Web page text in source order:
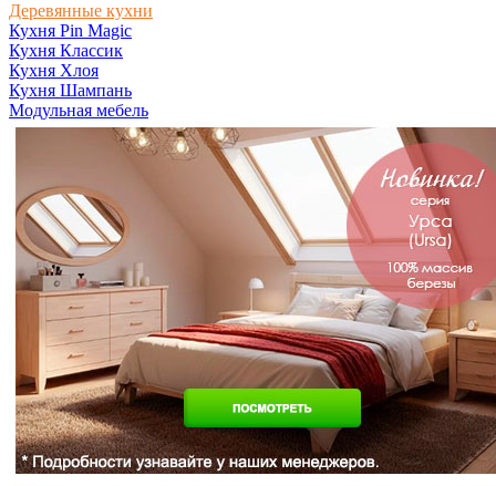
Деревянные кухни
Кухня Pin Magic
Кухня Классик
Кухня Хлоя
Кухня Шампань
Модульная мебель